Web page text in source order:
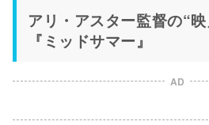
アリ・アスター監督の“
『ミッドサマー』
AD